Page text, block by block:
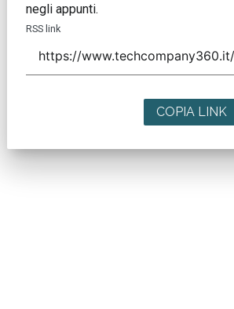
negli appunti.
RSS link
COPIA LINK